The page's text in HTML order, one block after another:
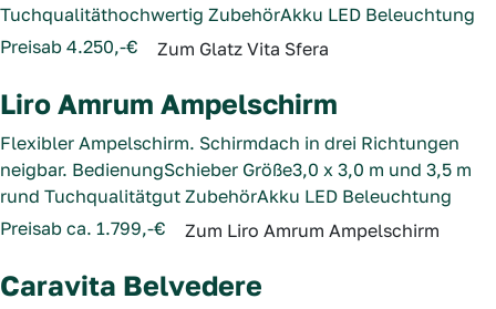
Tuchqualitäthochwertig ZubehörAkku LED Beleuchtung
Preisab 4.250,-€ Zum Glatz Vita Sfera
Liro Amrum Ampelschirm
Flexibler Ampelschirm. Schirmdach in drei Richtungen
neigbar. BedienungSchieber Größe3,0 x 3,0 m und 3,5 m
rund Tuchqualitätgut ZubehörAkku LED Beleuchtung
Preisab ca. 1.799,-€ Zum Liro Amrum Ampelschirm
Caravita Belvedere